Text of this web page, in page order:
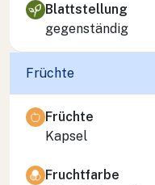
Blattstellung
gegenständig
Früchte
Früchte
Kapsel
Fruchtfarbe